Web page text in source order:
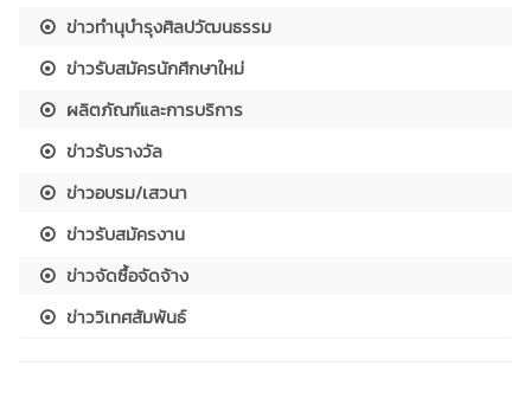
ข่าวทำนุบำรุงศิลปวัฒนธรรม
ข่าวรับสมัครนักศึกษาใหม่
ผลิตภัณฑ์และการบริการ
ข่าวรับรางวัล
ข่าวอบรม/เสวนา
ข่าวรับสมัครงาน
ข่าวจัดซื้อจัดจ้าง
ข่าววิเทศสัมพันธ์